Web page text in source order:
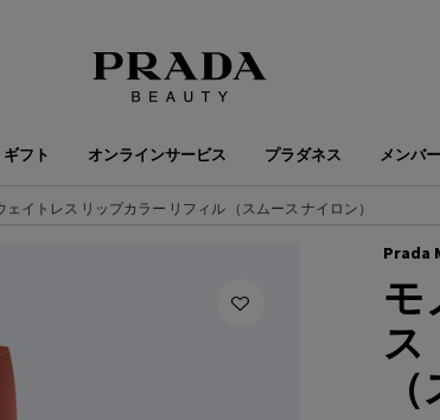
ギフト オンラインサービス プラダネス メンバ
ェイトレス リップカラー リフィル （スムース ナイロン）
Prada
モ
ス